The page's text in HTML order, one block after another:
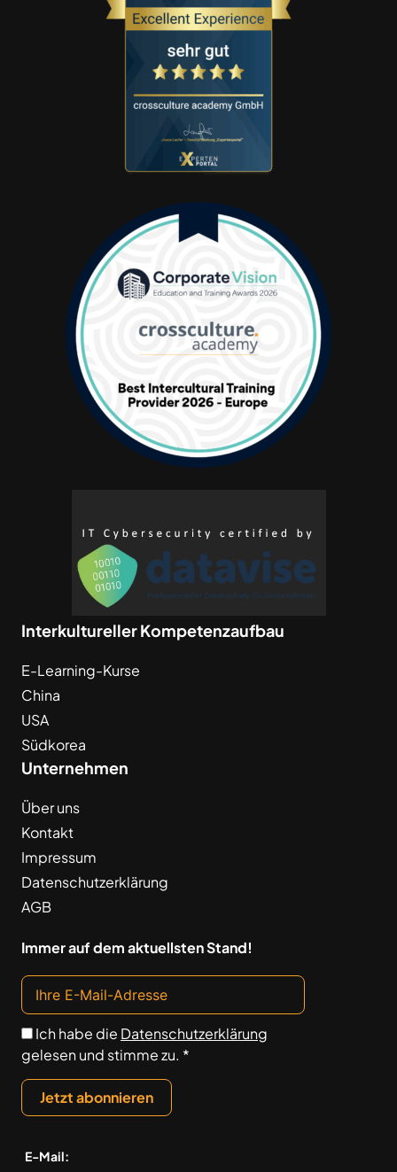
Interkultureller Kompetenzaufbau
E-Learning-Kurse
China
USA
Südkorea
Unternehmen
Über uns
Kontakt
Impressum
Datenschutzerklärung
AGB
Immer auf dem aktuellsten Stand!
Ich habe die Datenschutzerklärung
gelesen und stimme zu. *
Jetzt abonnieren
E-Mail: